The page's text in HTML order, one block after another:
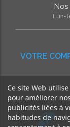
VOTRE
Lun-
Ce site Web
pour améliorer
publicités liées à
habitudes de